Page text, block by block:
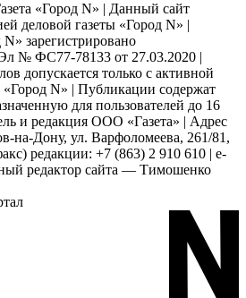
«Город N» | Данный сайт
деловой газеты «Город N» |
зарегистрировано
№ ФС77-78133 от 27.03.2020 |
допускается только с активной
N» | Публикации содержат
для пользователей до 16
и редакция ООО «Газета» | Адрес
на-Дону, ул. Варфоломеева, 261/81,
редакции: +7 (863) 2 910 610 | e-
редактор сайта — Тимошенко